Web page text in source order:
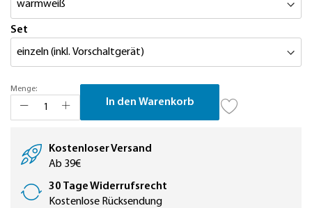
Set
Menge:
In den Warenkorb
Kostenloser Versand
Ab 39€
30 Tage Widerrufsrecht
Kostenlose Rücksendung